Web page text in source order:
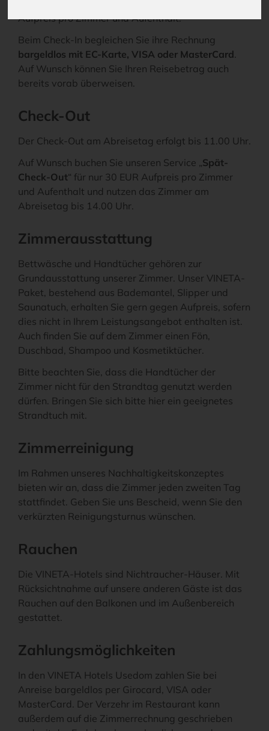
Aufpreis pro Zimmer und Aufenthalt.
Beim Check-In begleichen Sie ihre Rechnung
bargeldlos mit EC-Karte, VISA oder MasterCard.
Auf Wunsch können Sie Ihren Reisebetrag auch
bereits vorab überweisen.
Check-Out
Der Check-Out am Abreisetag erfolgt bis 11.00 Uhr.
Auf Wunsch buchen Sie unseren Service „Spät-
Check-Out“ für nur 30 EUR Aufpreis pro Zimmer
und Aufenthalt und nutzen das Zimmer am
Abreisetag bis 14.00 Uhr.
Zimmerausstattung
Bettwäsche und Handtücher gehören zur
Grundausstattung unserer Zimmer. Unser VINETA-
Paket, bestehend aus Bademantel, Slipper und
Saunatuch, erhalten Sie gern gegen Aufpreis, sofern
dies nicht in Ihrem Leistungsangebot enthalten ist.
Auch finden Sie auf dem Zimmer einen Fön,
Duschbad, Shampoo und Kosmetiktücher.
Bitte beachten Sie, dass die Handtücher der
Zimmer nicht für den Strandtag genutzt werden
dürfen. Bringen Sie sich bitte hier ein geeignetes
Strandtuch mit.
Zimmerreinigung
Im Rahmen unseres Nachhaltigkeitskonzeptes
bieten wir an, dass die Zimmer jeden zweiten Tag
stattfindet. Geben Sie uns Bescheid, wenn Sie den
verkürzten Reinigungsturnus wünschen.
Rauchen
Die VINETA-Hotels sind Nichtraucher-Häuser. Mit
Rücksichtnahme auf unsere anderen Gäste ist das
Rauchen auf den Balkonen und im Außenbereich
gestattet.
Zahlungsmöglichkeiten
In den VINETA Hotels Usedom zahlen Sie bei
Anreise bargeldlos per Girocard, VISA oder
MasterCard. Der Verzehr im Restaurant kann
außerdem auf die Zimmerrechnung geschrieben